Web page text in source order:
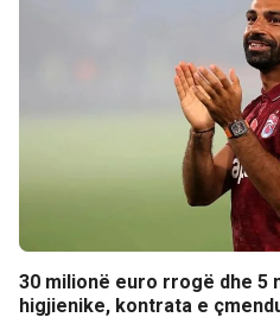
30 milionë euro rrogë dhe 5
higjienike, kontrata e